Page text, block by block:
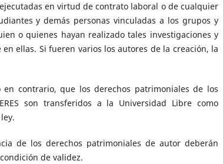
en virtud de contrato laboral o de cualquier
y demás personas vinculadas a los grupos y
o quienes hayan realizado tales investigaciones y
ellas. Si fueren varios los autores de la creación, la
en contrario, que los derechos patrimoniales de los
son transferidos a la Universidad Libre como
de los derechos patrimoniales de autor deberán
de validez.